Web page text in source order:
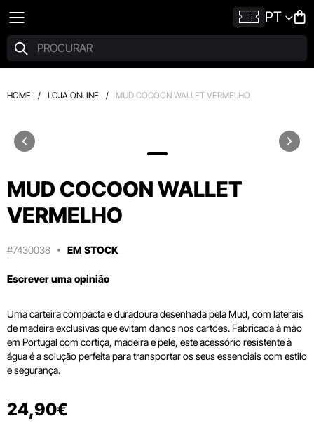
PT
HOME / LOJA ONLINE / MUD COCOON WALLET VERMELHO
MUD COCOON WALLET
VERMELHO
#7430038 EM STOCK
Escrever uma opinião
Uma carteira compacta e duradoura desenhada pela Mud, com laterais
de madeira exclusivas que evitam danos nos cartões. Fabricada à mão
em Portugal com cortiça, madeira e pele, este acessório resistente à
água é a solução perfeita para transportar os seus essenciais com estilo
e segurança.
24,90€